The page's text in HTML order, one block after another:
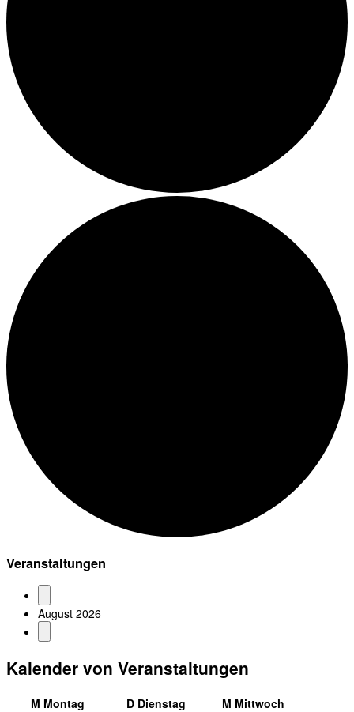
Veranstaltungen
August 2026
Kalender von Veranstaltungen
M Montag D Dienstag M Mittwoch